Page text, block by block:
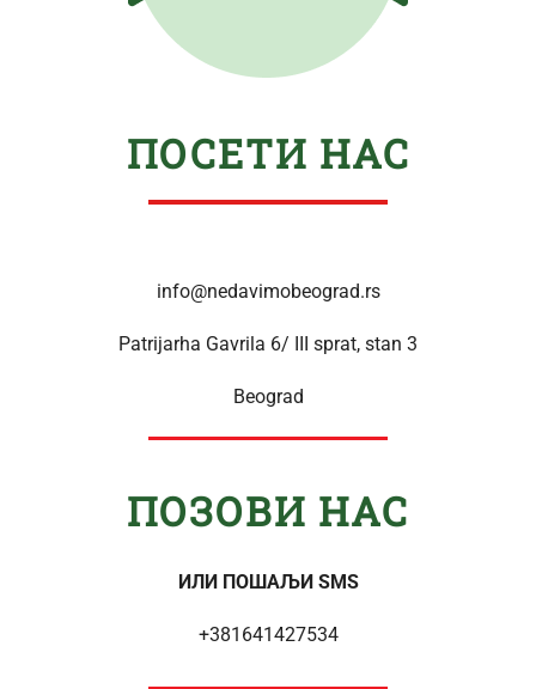
ПОСЕТИ НАС
info@nedavimobeograd.rs
Patrijarha Gavrila 6/ III sprat, stan 3
Beograd
ПОЗОВИ НАС
ИЛИ ПОШАЉИ SMS
+381641427534